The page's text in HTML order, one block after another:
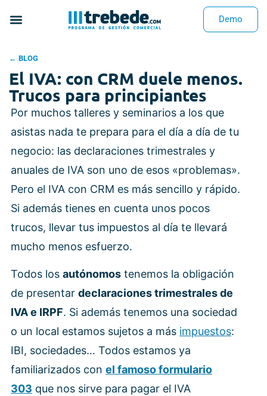
Demo
← BLOG
El IVA: con CRM duele menos.
Trucos para principiantes
Por muchos talleres y seminarios a los que
asistas nada te prepara para el día a día de tu
negocio: las declaraciones trimestrales y
anuales de IVA son uno de esos «problemas».
Pero el IVA con CRM es más sencillo y rápido.
Si además tienes en cuenta unos pocos
trucos, llevar tus impuestos al día te llevará
mucho menos esfuerzo.
Todos los autónomos tenemos la obligación
de presentar declaraciones trimestrales de
IVA e IRPF. Si además tenemos una sociedad
o un local estamos sujetos a más impuestos:
IBI, sociedades… Todos estamos ya
familiarizados con el famoso formulario
303 que nos sirve para pagar el IVA